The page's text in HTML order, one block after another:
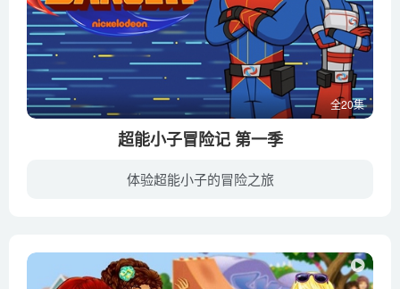
全20集
超能小子冒险记 第一季
体验超能小子的冒险之旅